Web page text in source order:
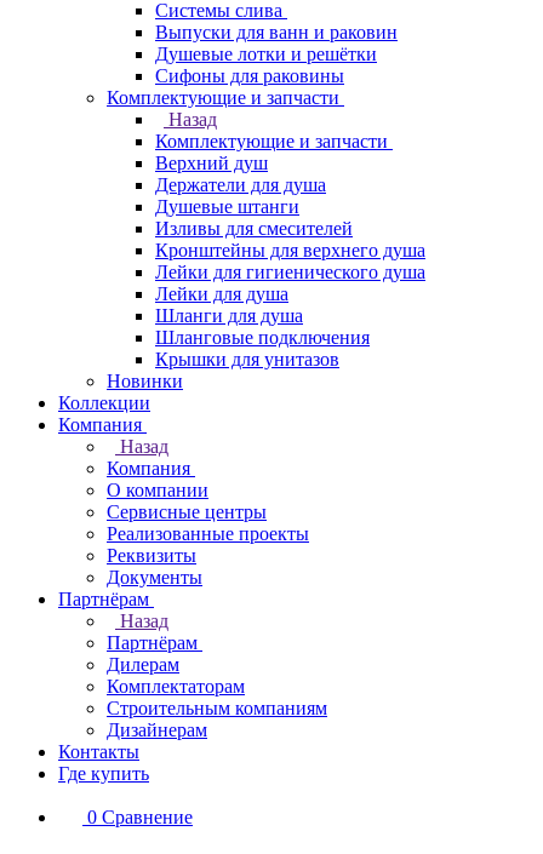
Системы слива
Выпуски для ванн и раковин
Душевые лотки и решётки
Сифоны для раковины
Комплектующие и запчасти
Назад
Комплектующие и запчасти
Верхний душ
Держатели для душа
Душевые штанги
Изливы для смесителей
Кронштейны для верхнего душа
Лейки для гигиенического душа
Лейки для душа
Шланги для душа
Шланговые подключения
Крышки для унитазов
Новинки
Коллекции
Компания
Назад
Компания
О компании
Сервисные центры
Реализованные проекты
Реквизиты
Документы
Партнёрам
Назад
Партнёрам
Дилерам
Комплектаторам
Строительным компаниям
Дизайнерам
Контакты
Где купить
0 Сравнение